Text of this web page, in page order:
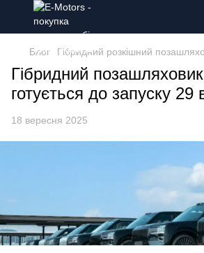
Блог Гібридний розкішний
Гібридний
готується до запуску 29
18 вересня 2025